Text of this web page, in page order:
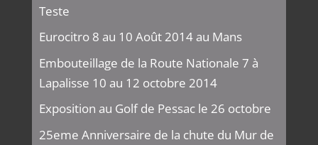
Teste
Eurocitro 8 au 10 Août 2014 au Mans
Embouteillage de la Route Nationale 7 à
Lapalisse 10 au 12 octobre 2014
Exposition au Golf de Pessac le 26 octobre
25eme Anniversaire de la chute du Mur de